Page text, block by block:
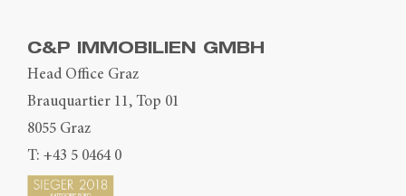
C&P IMMOBILIEN GMBH
Head Office Graz
Brauquartier 11, Top 01
8055 Graz
T: +43 5 0464 0